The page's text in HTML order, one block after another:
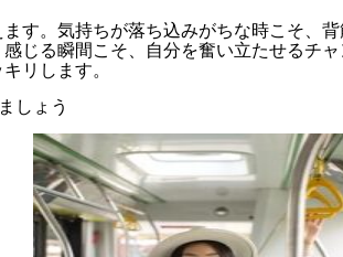
ルに速
す。気持ちが落ち込みがちな時こそ、
じる瞬間こそ、自分を奮い立たせるチ
リします。
しょう